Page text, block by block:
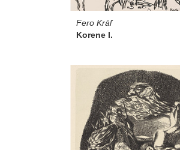
Fero Kráľ
Korene I.